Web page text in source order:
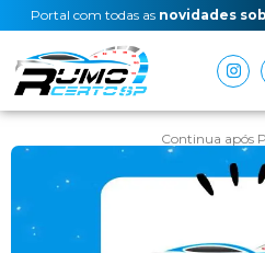
Portal com todas as novidades
Continua após